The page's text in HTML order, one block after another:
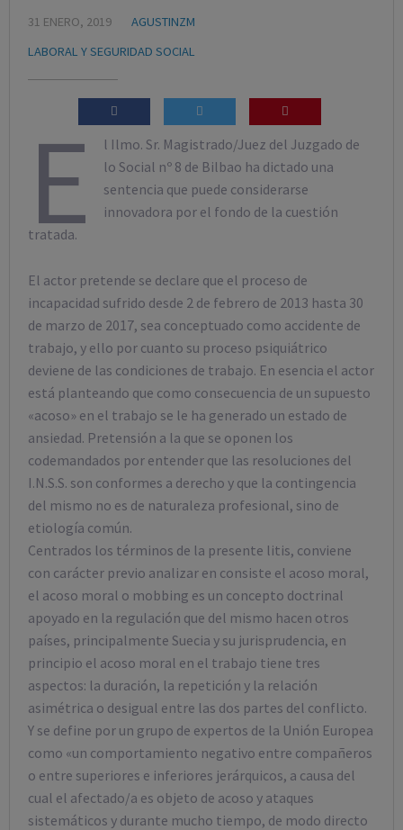
31 ENERO, 2019
AGUSTINZM
LABORAL Y SEGURIDAD SOCIAL
E
l Ilmo. Sr. Magistrado/Juez del Juzgado de
lo Social nº 8 de Bilbao ha dictado una
sentencia que puede considerarse
innovadora por el fondo de la cuestión
tratada.
El actor pretende se declare que el proceso de
incapacidad sufrido desde 2 de febrero de 2013 hasta 30
de marzo de 2017, sea conceptuado como accidente de
trabajo, y ello por cuanto su proceso psiquiátrico
deviene de las condiciones de trabajo. En esencia el actor
está planteando que como consecuencia de un supuesto
«acoso» en el trabajo se le ha generado un estado de
ansiedad. Pretensión a la que se oponen los
codemandados por entender que las resoluciones del
I.N.S.S. son conformes a derecho y que la contingencia
del mismo no es de naturaleza profesional, sino de
etiología común.
Centrados los términos de la presente litis, conviene
con carácter previo analizar en consiste el acoso moral,
el acoso moral o mobbing es un concepto doctrinal
apoyado en la regulación que del mismo hacen otros
países, principalmente Suecia y su jurisprudencia, en
principio el acoso moral en el trabajo tiene tres
aspectos: la duración, la repetición y la relación
asimétrica o desigual entre las dos partes del conflicto.
Y se define por un grupo de expertos de la Unión Europea
como «un comportamiento negativo entre compañeros
o entre superiores e inferiores jerárquicos, a causa del
cual el afectado/a es objeto de acoso y ataques
sistemáticos y durante mucho tiempo, de modo directo